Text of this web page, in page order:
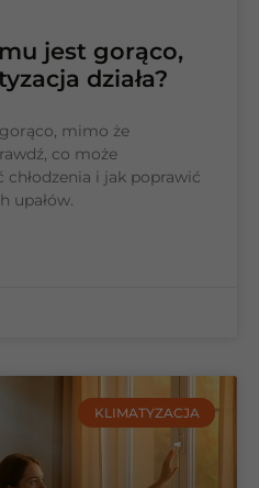
jest gorąco,
działa?
mimo że
co może
i jak poprawić
upałów.
KLIMATYZACJA